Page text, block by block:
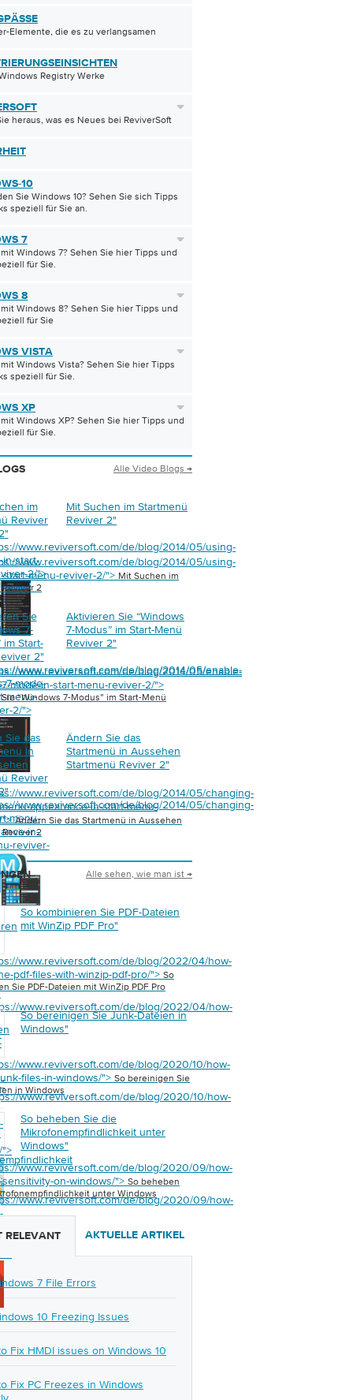
Elemente, die es zu verlangsamen
Registry Werke
heraus, was es Neues bei ReviverSoft
10
Sie Windows 10? Sehen Sie sich Tipps
speziell für Sie an.
7
Windows 7? Sehen Sie hier Tipps und
für Sie.
8
Windows 8? Sehen Sie hier Tipps und
für Sie
VISTA
Windows Vista? Sehen Sie hier Tipps
speziell für Sie.
XP
Windows XP? Sehen Sie hier Tipps und
für Sie.
Alle Video Blogs →
im
Reviver
2"
www.reviversoft.com/de/blog/2014/05/using-
in-start-
2/">
Mit Suchen im Startmenü
Reviver 2"
www.reviversoft.com/de/blog/2014/05/using-
start-menu-reviver-2/"> Mit Suchen im
2
Sie
7-
im Start-
2"
www.reviversoft.com/de/blog/2014/05/enable-
7-mode-
menu-
2/">
Aktivieren Sie “Windows
7-Modus” im Start-Menü
Reviver 2"
www.reviversoft.com/de/blog/2014/05/enable-
mode-in-start-menu-reviver-2/">
“Windows 7-Modus” im Start-Menü
Sie das
in
Reviver
"
www.reviversoft.com/de/blog/2014/05/changing-
menu-
in-
reviver-
Ändern Sie das
Startmenü in Aussehen
Startmenü Reviver 2"
www.reviversoft.com/de/blog/2014/05/changing-
appearance-in-start-menu-
">Ändern Sie das Startmenü in Aussehen
2
Alle sehen, wie man ist →
www.reviversoft.com/de/blog/2022/04/how-
So kombinieren Sie PDF-Dateien
mit WinZip PDF Pro"
www.reviversoft.com/de/blog/2022/04/how-
pdf-files-with-winzip-pdf-pro/"> So
Sie PDF-Dateien mit WinZip PDF Pro
"
www.reviversoft.com/de/blog/2020/10/how-
So bereinigen Sie Junk-Dateien in
Windows"
www.reviversoft.com/de/blog/2020/10/how-
files-in-windows/"> So bereinigen Sie
in Windows
"
www.reviversoft.com/de/blog/2020/09/how-
So beheben Sie die
Mikrofonempfindlichkeit unter
Windows"
www.reviversoft.com/de/blog/2020/09/how-
sensitivity-on-windows/"> So beheben
unter Windows
RELEVANT AKTUELLE ARTIKEL
7 File Errors
10 Freezing Issues
Fix HMDI issues on Windows 10
Fix PC Freezes in Windows